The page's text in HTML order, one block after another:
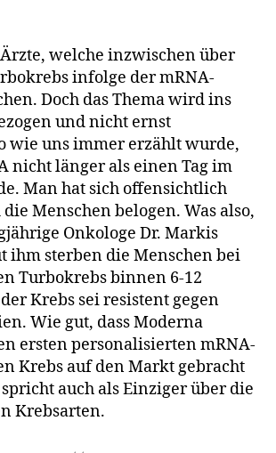
die
Arten
von
Krebs
welche inzwischen über
infolge der mRNA-
Doch das Thema wird ins
und nicht ernst
wie uns immer erzählt wurde,
nicht länger als einen Tag im
Man hat sich offensichtlich
Menschen belogen. Was also,
Onkologe Dr. Markis
ihm sterben die Menschen bei
Turbokrebs binnen 6-12
Krebs sei resistent gegen
Wie gut, dass Moderna
ersten personalisierten mRNA-
Krebs auf den Markt gebracht
auch als Einziger über die
Krebsarten.